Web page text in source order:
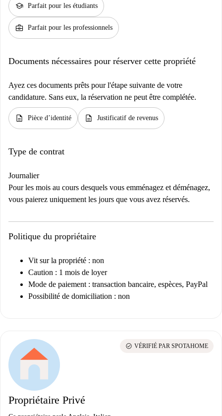
school Parfait pour les étudiants
business_center Parfait pour les professionnels
Documents nécessaires pour réserver cette propriété
Ayez ces documents prêts pour l'étape suivante de votre
candidature. Sans eux, la réservation ne peut être complétée.
description Pièce d’identité description Justificatif de revenus
Type de contrat
Journalier
Pour les mois au cours desquels vous emménagez et déménagez,
vous paierez uniquement les jours que vous avez réservés.
Politique du propriétaire
Vit sur la propriété : non
Caution : 1 mois de loyer
Mode de paiement : transaction bancaire, espèces, PayPal
Possibilité de domiciliation : non
Propriétaire Privé
check_circle VÉRIFIÉ PAR SPOTAHOME